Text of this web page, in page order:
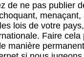
de ne pas publier
lois de votre
Faire
manière